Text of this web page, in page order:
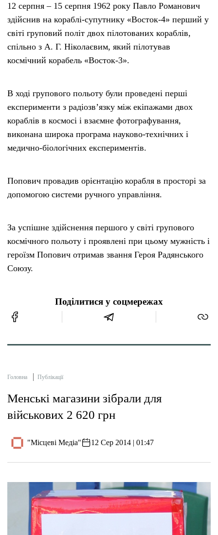
12 серпня – 15 серпня 1962 року Павло Романович
здійснив на кораблі-супутнику «Восток-4» перший у
світі груповий політ двох пілотованих кораблів,
спільно з А. Г. Ніколаєвим, який пілотував
космічний корабель «Восток-3».
В ході групового польоту були проведені перші
експерименти з радіозв’язку між екіпажами двох
кораблів в космосі і взаємне фотографування,
виконана широка програма науково-технічних і
медично-біологічних експериментів.
Попович провадив орієнтацію корабля в просторі за
допомогою системи ручного управління.
За успішне здійснення першого у світі групового
космічного польоту і проявлені при цьому мужність і
героїзм Попович отримав звання Героя Радянського
Союзу.
Поділитися у соцмережах
Головна Публікації
Менські магазини зібрали для
військових 2 620 грн
"Місцеві Медіа" 12 Сер 2014 | 01:47